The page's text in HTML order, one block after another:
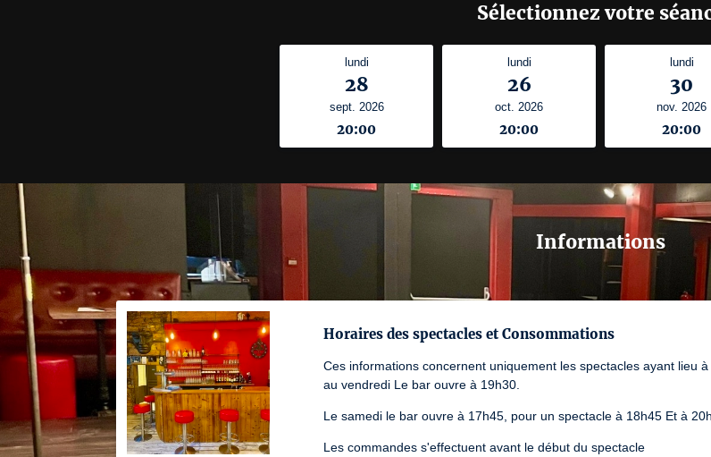
Sélectionnez votre
lundi
28
sept. 2026
20:00
lundi
26
oct. 2026
20:00
lundi
30
nov. 2026
20:00
Informations
Horaires des spectacles et Consommations
Ces informations concernent uniquement les spectacles ayant lieu
au vendredi Le bar ouvre à 19h30.
Le samedi le bar ouvre à 17h45, pour un spectacle à 18h45 Et à
Les commandes s'effectuent avant le début du spectacle